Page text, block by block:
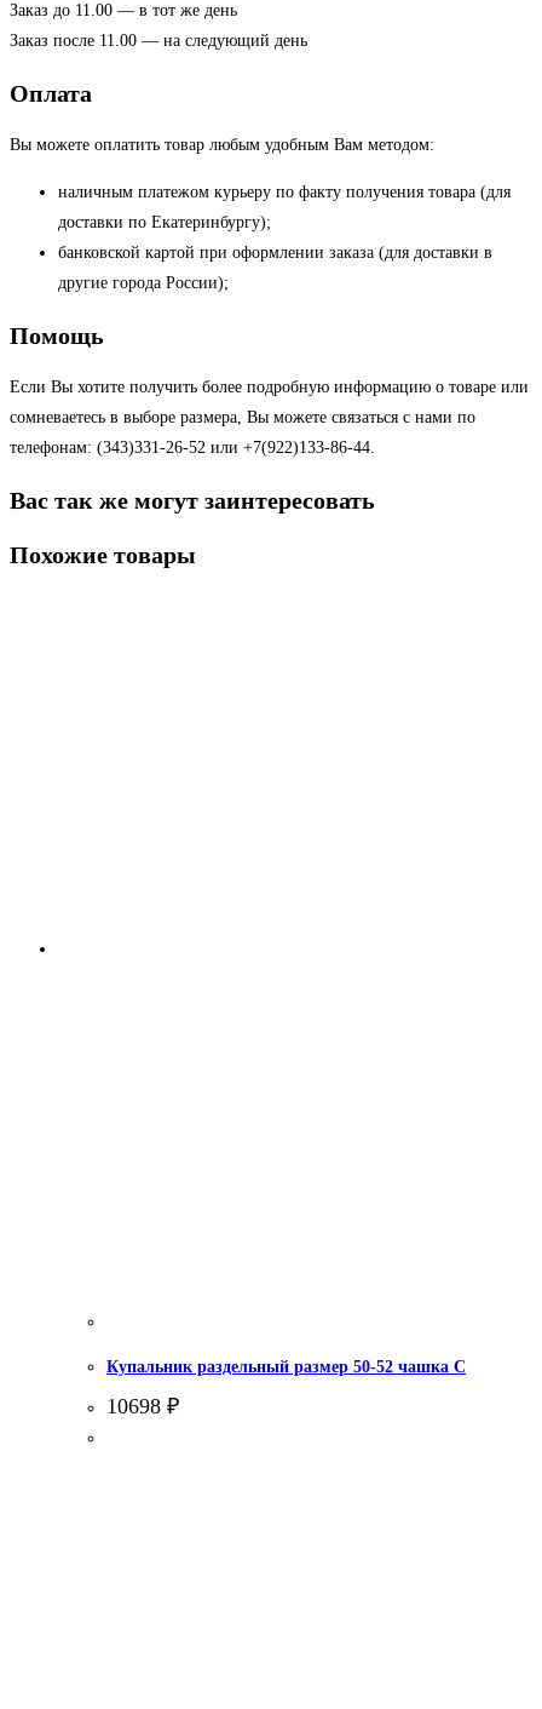
Заказ до 11.00 — в тот же день
Заказ после 11.00 — на следующий день
Оплата
Вы можете оплатить товар любым удобным Вам методом:
наличным платежом курьеру по факту получения товара (для
доставки по Екатеринбургу);
банковской картой при оформлении заказа (для доставки в
другие города России);
Помощь
Если Вы хотите получить более подробную информацию о товаре или
сомневаетесь в выборе размера, Вы можете связаться с нами по
телефонам: (343)331-26-52 или +7(922)133-86-44.
Вас так же могут заинтересовать
Похожие товары
Купальник раздельный размер 50-52 чашка С
10698 ₽